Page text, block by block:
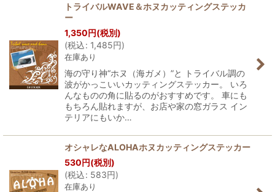
トライバルWAVE＆ホヌカッティングステッカ
ー
1,350円(税別)
(税込: 1,485円)
在庫あり
海の守り神“ホヌ（海ガメ）”と トライバル調の
波がかっこいいカッティングステッカー。 いろ
んなものの角に貼るのがおすすめです。 車にも
もちろん貼れますが、お店や家の窓ガラス イン
テリアにもいか…
オシャレなALOHAホヌカッティングステッカー
530円(税別)
(税込: 583円)
在庫あり